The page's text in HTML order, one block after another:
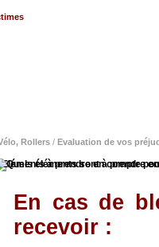
Rollers / Evaluation de vos
Eléments à prendre en compte
En cas de
recevoir :